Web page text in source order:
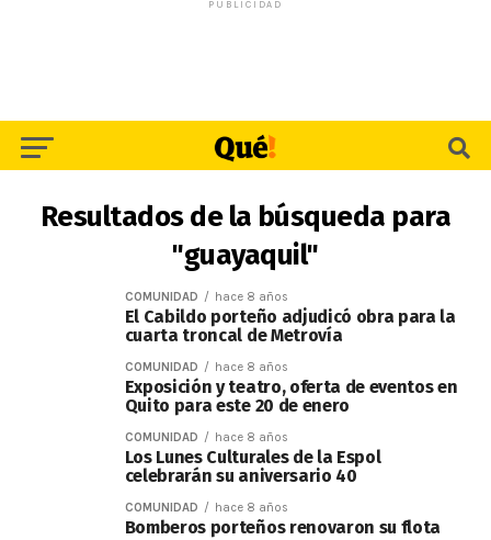
PUBLICIDAD
Resultados de la búsqueda para
"guayaquil"
COMUNIDAD hace 8 años
El Cabildo porteño adjudicó obra para la
cuarta troncal de Metrovía
COMUNIDAD hace 8 años
Exposición y teatro, oferta de eventos en
Quito para este 20 de enero
COMUNIDAD hace 8 años
Los Lunes Culturales de la Espol
celebrarán su aniversario 40
COMUNIDAD hace 8 años
Bomberos porteños renovaron su flota